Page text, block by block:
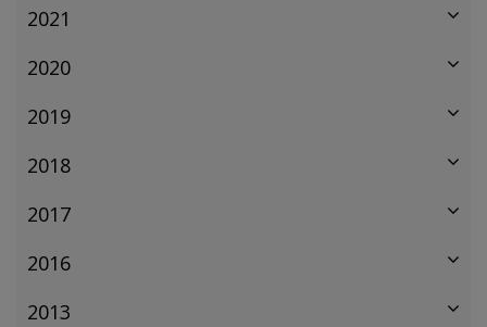
2021
2020
2019
2018
2017
2016
2013